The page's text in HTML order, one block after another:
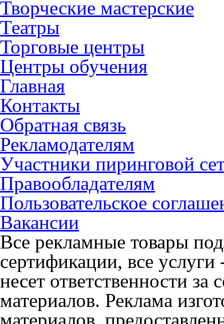
Творческие мастерские
Театры
Торговые центры
Центры обучения
Главная
Контакты
Обратная связь
Рекламодателям
Участники пиринговой
Правообладателям
Пользовательское
Вакансии
Все рекламные товары
сертификации, все
несет ответственности
материалов. Реклама